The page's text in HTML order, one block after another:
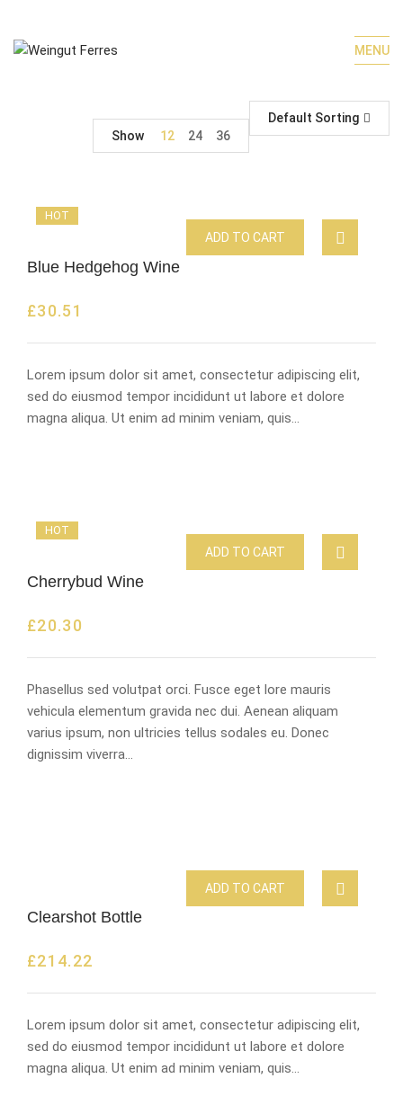
MENU
Default Sorting
Show
12 24 36
HOT
Blue Hedgehog Wine
£30.51
ADD TO CART
Lorem ipsum dolor sit amet, consectetur adipiscing elit,
sed do eiusmod tempor incididunt ut labore et dolore
magna aliqua. Ut enim ad minim veniam, quis…
HOT
Cherrybud Wine
£20.30
ADD TO CART
Phasellus sed volutpat orci. Fusce eget lore mauris
vehicula elementum gravida nec dui. Aenean aliquam
varius ipsum, non ultricies tellus sodales eu. Donec
dignissim viverra…
Clearshot Bottle
£214.22
ADD TO CART
Lorem ipsum dolor sit amet, consectetur adipiscing elit,
sed do eiusmod tempor incididunt ut labore et dolore
magna aliqua. Ut enim ad minim veniam, quis…